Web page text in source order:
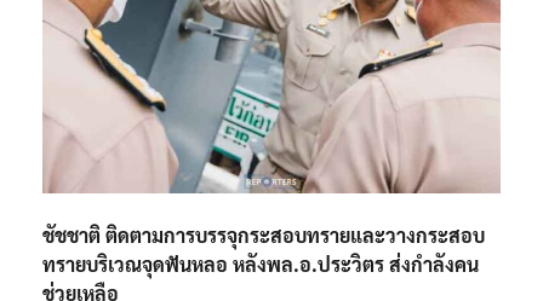
ชัชชาติ ติดตามการบรรจุกระสอบทรายและวางกระสอบ